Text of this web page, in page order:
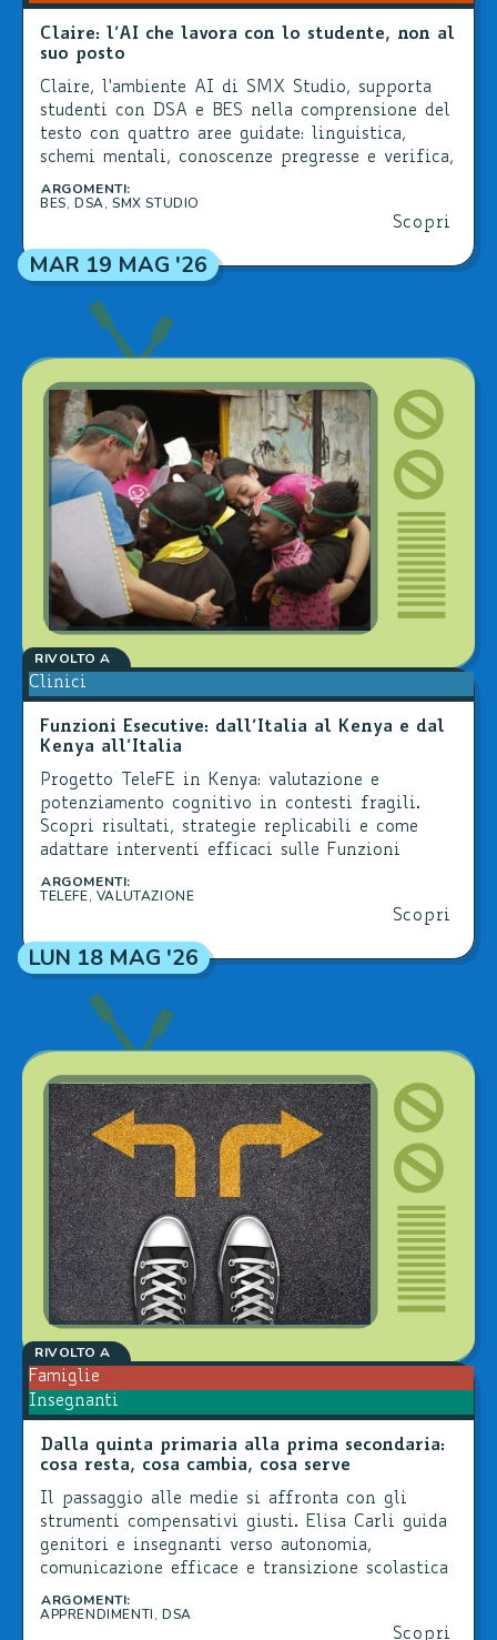
Claire: l’AI che lavora con lo studente, non al
suo posto
Claire, l'ambiente AI di SMX Studio, supporta
studenti con DSA e BES nella comprensione del
testo con quattro aree guidate: linguistica,
schemi mentali, conoscenze pregresse e verifica,
nel rispetto della privacy.
ARGOMENTI:
BES,DSA,SMX STUDIO
Scopri
MAR 19 MAG '26
RIVOLTO A
Clinici
Funzioni Esecutive: dall’Italia al Kenya e dal
Kenya all’Italia
Progetto TeleFE in Kenya: valutazione e
potenziamento cognitivo in contesti fragili.
Scopri risultati, strategie replicabili e come
adattare interventi efficaci sulle Funzioni
Esecutive anche in Italia, scuola e clinica.
ARGOMENTI:
TELEFE, VALUTAZIONE
Scopri
LUN 18 MAG '26
RIVOLTO A
Famiglie
Insegnanti
Dalla quinta primaria alla prima secondaria:
cosa resta, cosa cambia, cosa serve
Il passaggio alle medie si affronta con gli
strumenti compensativi giusti. Elisa Carli guida
genitori e insegnanti verso autonomia,
comunicazione efficace e transizione scolastica
senza ansia.
ARGOMENTI:
APPRENDIMENTI,DSA
Scopri